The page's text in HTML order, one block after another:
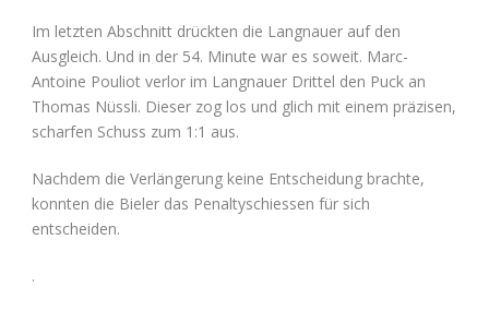
Im letzten Abschnitt drückten die Langnauer auf den
Ausgleich. Und in der 54. Minute war es soweit. Marc-
Antoine Pouliot verlor im Langnauer Drittel den Puck an
Thomas Nüssli. Dieser zog los und glich mit einem präzisen,
scharfen Schuss zum 1:1 aus.
Nachdem die Verlängerung keine Entscheidung brachte,
konnten die Bieler das Penaltyschiessen für sich
entscheiden.
.